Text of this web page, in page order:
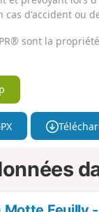
cas d'accident ou
sont la